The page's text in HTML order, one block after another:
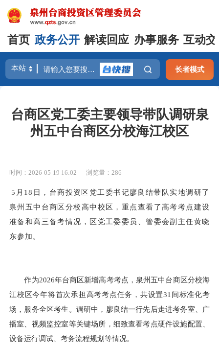
首页 政务公开 解读回应 办事服务 互动
长者模式
台商区党工委主要领导带队调研泉
州五中台商区分校海江校区
时间：2026-05-19 16:02 浏览量： 286
5月18日，台商投资区党工委书记廖良结带队实地调研了
泉州五中台商区分校高中校区，重点查看了高考考点建设
准备和高三备考情况，区党工委委员、管委会副主任黄晓
东参加。
作为2026年台商区新增高考考点，泉州五中台商区分校海
江校区今年将首次承担高考考点任务，共设置31间标准化考
场，服务全区考生。调研中，廖良结一行先后走进考务室、广
播室、视频监控室等关键场所，细致查看考点硬件设施配置、
设备运行调试、考务流程规划等情况。